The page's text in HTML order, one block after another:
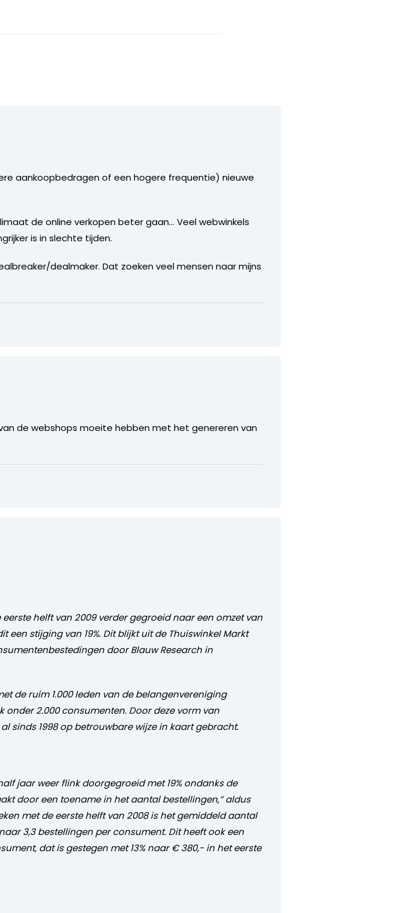
aankoopbedragen of een hogere frequentie) nieuwe
de online verkopen beter gaan… Veel webwinkels
is in slechte tijden.
dealmaker. Dat zoeken veel mensen naar mijns
de webshops moeite hebben met het genereren van
helft van 2009 verder gegroeid naar een omzet van
stijging van 19%. Dit blijkt uit de Thuiswinkel Markt
door Blauw Research in
de ruim 1.000 leden van de belangenvereniging
2.000 consumenten. Door deze vorm van
sinds 1998 op betrouwbare wijze in kaart gebracht.
jaar weer flink doorgegroeid met 19% ondanks de
door een toename in het aantal bestellingen,” aldus
met de eerste helft van 2008 is het gemiddeld aantal
3,3 bestellingen per consument. Dit heeft ook een
dat is gestegen met 13% naar € 380,- in het eerste